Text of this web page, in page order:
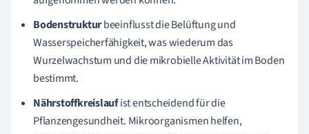
Bodenstrukturbeeinflusst die Belüftung und
Wasserspeicherfähigkeit, was wiederum das
Wurzelwachstum und die mikrobielle Aktivität im Boden
bestimmt.
Nährstoffkreislaufist entscheidend für die
Pflanzengesundheit. Mikroorganismen helfen,